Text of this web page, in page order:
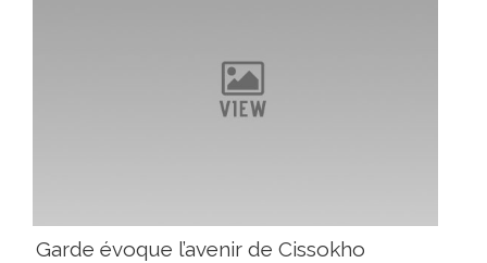
Garde évoque l’avenir de Cissokho